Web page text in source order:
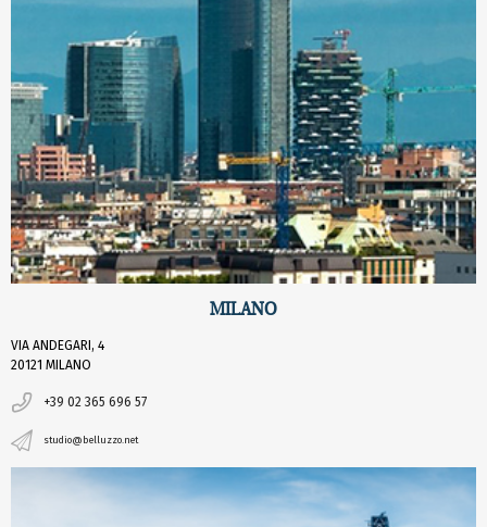
MILANO
VIA ANDEGARI, 4
20121 MILANO
+39 02 365 696 57
studio@belluzzo.net